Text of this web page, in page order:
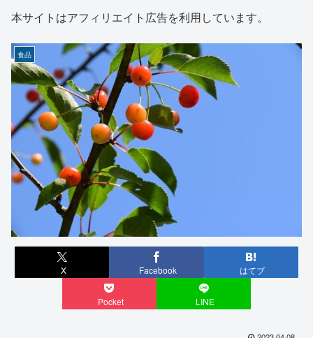
本サイトはアフィリエイト広告を利用しています。
食品
X Facebook はてブ
Pocket LINE